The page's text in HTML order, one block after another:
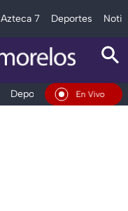
Azteca 7 Deportes
Deportes Espectáculos
En Vivo